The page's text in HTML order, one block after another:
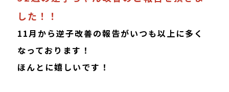
した！！
11月から逆子改善の報告がいつも以上に多く
なっております！
ほんとに嬉しいです！